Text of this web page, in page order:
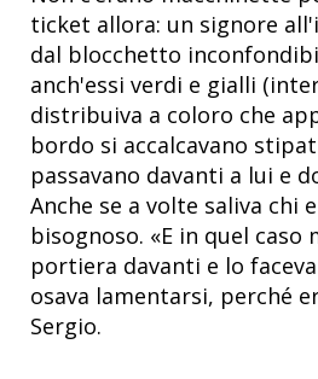
ticket allora: un signore
dal blocchetto
anch'essi verdi e gialli
distribuiva a coloro che
bordo si accalcavano
passavano davanti a lui e
Anche se a volte saliva chi
bisognoso. «E in quel caso
portiera davanti e lo
osava lamentarsi, perché
Sergio.